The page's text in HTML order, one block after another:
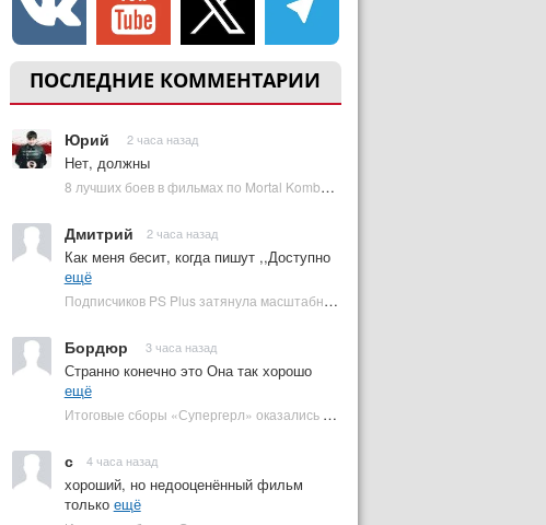
ПОСЛЕДНИЕ КОММЕНТАРИИ
Юрий 2 часа назад
Нет, должны
8 лучших боев в фильмах по Mortal Kombat: от «Смертельной битвы» до «Мортал Комбат 2» | Plugged In Ru
Дмитрий 2 часа назад
Как меня бесит, когда пишут ,,Доступно
ещё
Подписчиков PS Plus затянула масштабная RPG в духе Skyrim, которая доступна бесплатно | Plugged In Ru
Бордюр 3 часа назад
Странно конечно это Она так хорошо
ещё
Итоговые сборы «Супергерл» оказались худшими для DC за два десятилетия | Plugged In Ru
с 4 часа назад
хороший, но недооценённый фильм
только ещё